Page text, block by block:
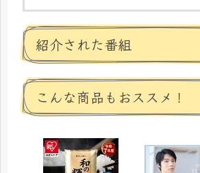
紹介された番組
こんな商品もおススメ！